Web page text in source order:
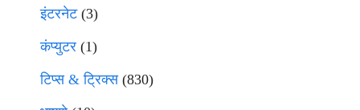
इंटरनेट(3)
कंप्युटर (1)
टिप्स & ट्रिक्स(830)